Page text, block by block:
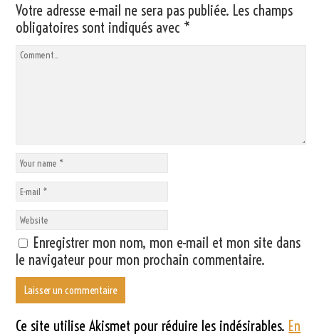
Votre adresse e-mail ne sera pas publiée. Les champs
obligatoires sont indiqués avec *
Enregistrer mon nom, mon e-mail et mon site dans
le navigateur pour mon prochain commentaire.
Ce site utilise Akismet pour réduire les indésirables. En